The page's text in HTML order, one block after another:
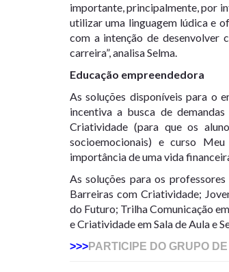
importante, principalmente, por
utilizar uma linguagem lúdica e
com a intenção de desenvolver
carreira”, analisa Selma.
Educação empreendedora
As soluções disponíveis para o
incentiva a busca de
Criatividade (para que os
socioemocionais) e curso
importância de uma vida
As soluções para os
Barreiras com Criatividade;
do Futuro; Trilha Comunicação
e Criatividade em Sala de Aula e
>>>PARTICIPE DO GRUPO